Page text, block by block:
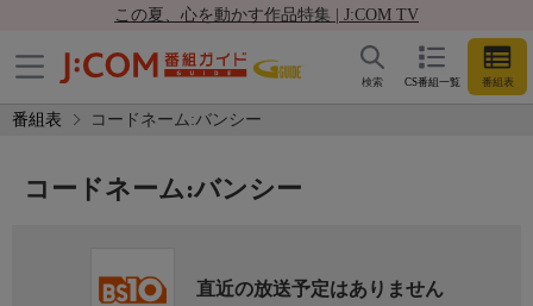
この夏、心を動かす作品特集 | J:COM TV
CS番組一覧 番組表
検索
番組表 コードネーム:バンシー
コードネーム:バンシー
直近の放送予定はありません